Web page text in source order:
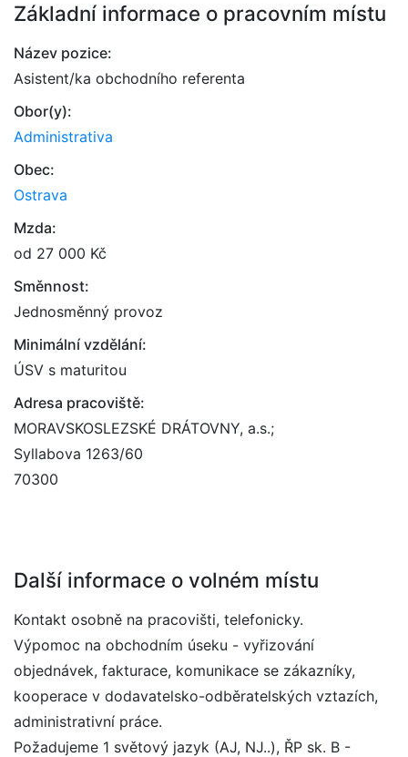
Základní informace o pracovním místu
Název pozice:
Asistent/ka obchodního referenta
Obor(y):
Administrativa
Obec:
Ostrava
Mzda:
od 27 000 Kč
Směnnost:
Jednosměnný provoz
Minimální vzdělání:
ÚSV s maturitou
Adresa pracoviště:
MORAVSKOSLEZSKÉ DRÁTOVNY, a.s.;
Syllabova 1263/60
70300
Další informace o volném místu
Kontakt osobně na pracovišti, telefonicky.
Výpomoc na obchodním úseku - vyřizování
objednávek, fakturace, komunikace se zákazníky,
kooperace v dodavatelsko-odběratelských vztazích,
administrativní práce.
Požadujeme 1 světový jazyk (AJ, NJ..), ŘP sk. B -